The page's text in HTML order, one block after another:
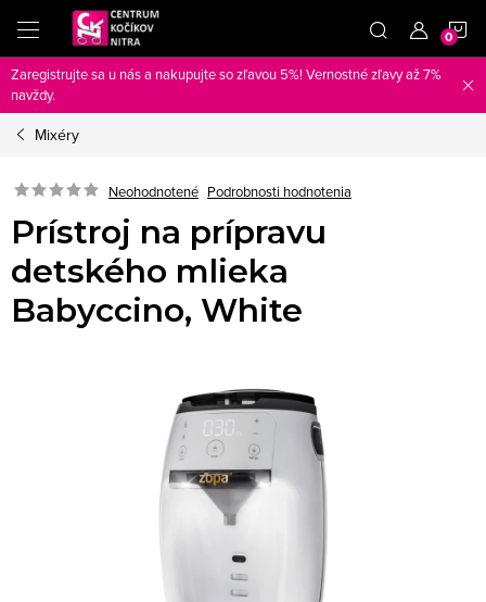
obsah
Zaregistrujte sa u nás a nakupujte so zľavou 5%! Vernostné zľavy až 7%
navždy.
Mixéry
Neohodnotené Podrobnosti hodnotenia
Prístroj na prípravu
detského mlieka
Babyccino, White